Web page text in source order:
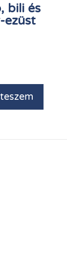
bili és
ezüst